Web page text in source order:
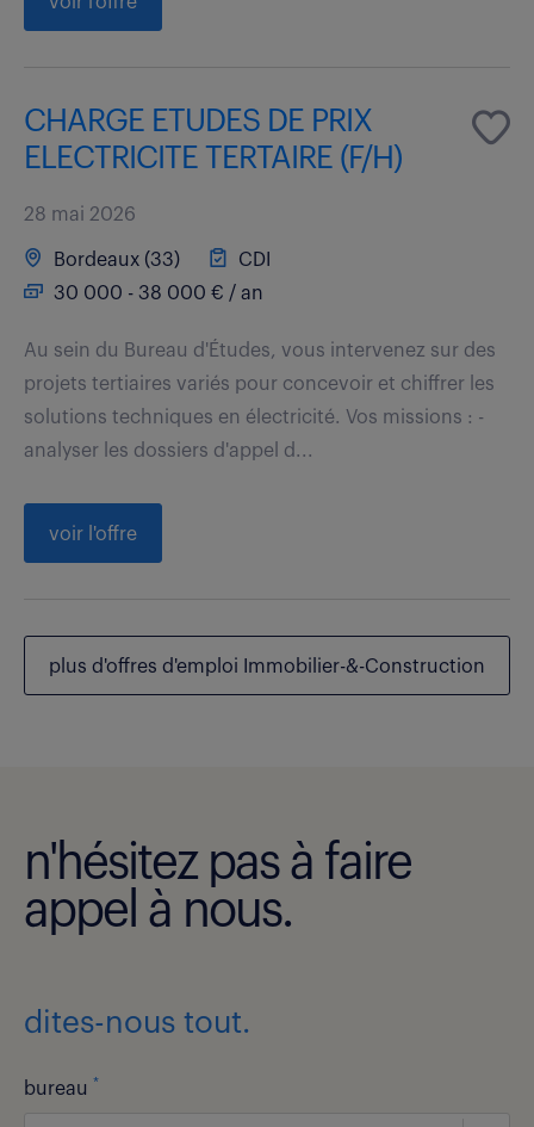
CHARGE ETUDES DE PRIX
ELECTRICITE TERTAIRE (F/H)
28 mai 2026
Bordeaux (33)
CDI
30 000 - 38 000 € / an
Au sein du Bureau d'Études, vous intervenez sur des
projets tertiaires variés pour concevoir et chiffrer les
solutions techniques en électricité. Vos missions : -
analyser les dossiers d'appel d...
voir l'offre
plus d'offres d'emploi Immobilier-&-Construction
n'hésitez pas à faire
appel à nous.
dites-nous tout.
bureau *